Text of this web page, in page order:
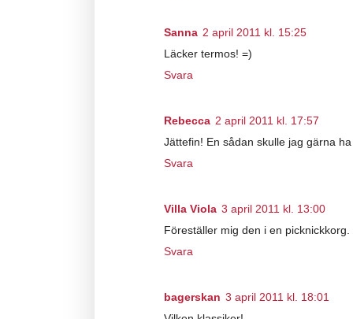
Sanna 2 april 2011 kl. 15:25
Läcker termos! =)
Svara
Rebecca 2 april 2011 kl. 17:57
Jättefin! En sådan skulle jag gärna
Svara
Villa Viola 3 april 2011 kl. 13:00
Föreställer mig den i en picknickkorg.
Svara
bagerskan 3 april 2011 kl. 18:01